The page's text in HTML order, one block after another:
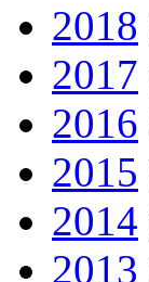
2018
2017
2016
2015
2014
2013